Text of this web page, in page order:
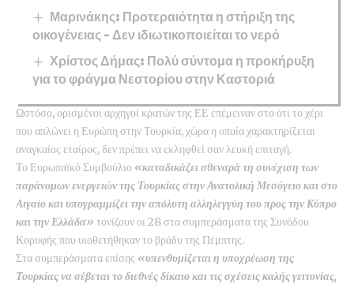
Μαρινάκης: Προτεραιότητα η στήριξη της
οικογένειας – Δεν ιδιωτικοποιείται το νερό
Χρίστος Δήμας: Πολύ σύντομα η προκήρυξη
για το φράγμα Νεστορίου στην Καστοριά
Ωστόσο, ορισμένοι αρχηγοί κρατών της ΕΕ επέμειναν στο ότι το χέρι
που απλώνει η Ευρώπη στην Τουρκία, χώρα η οποία χαρακτηρίζεται
αναγκαίος εταίρος, δεν πρέπει να εκληφθεί σαν λευκή επιταγή.
Το Ευρωπαϊκό Συμβούλιο «καταδικάζει σθεναρά τη συνέχιση των
παράνομων ενεργειών της Τουρκίας στην Ανατολική Μεσόγειο και στο
Αιγαίο και υπογραμμίζει την απόλυτη αλληλεγγύη του προς την Κύπρο
και την Ελλάδα» τονίζουν οι 28 στα συμπεράσματα της Συνόδου
Κορυφής που υιοθετήθηκαν το βράδυ της Πέμπτης.
Στα συμπεράσματα επίσης «υπενθυμίζεται η υποχρέωση της
Τουρκίας να σέβεται το διεθνές δίκαιο και τις σχέσεις καλής γειτονίας,